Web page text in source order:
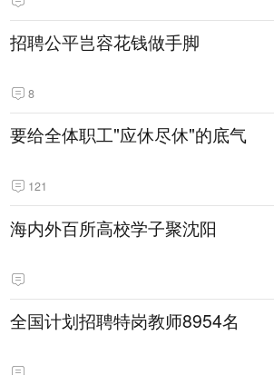
招聘公平岂容花钱做手脚
8
要给全体职工"应休尽休"的底气
121
海内外百所高校学子聚沈阳
全国计划招聘特岗教师8954名